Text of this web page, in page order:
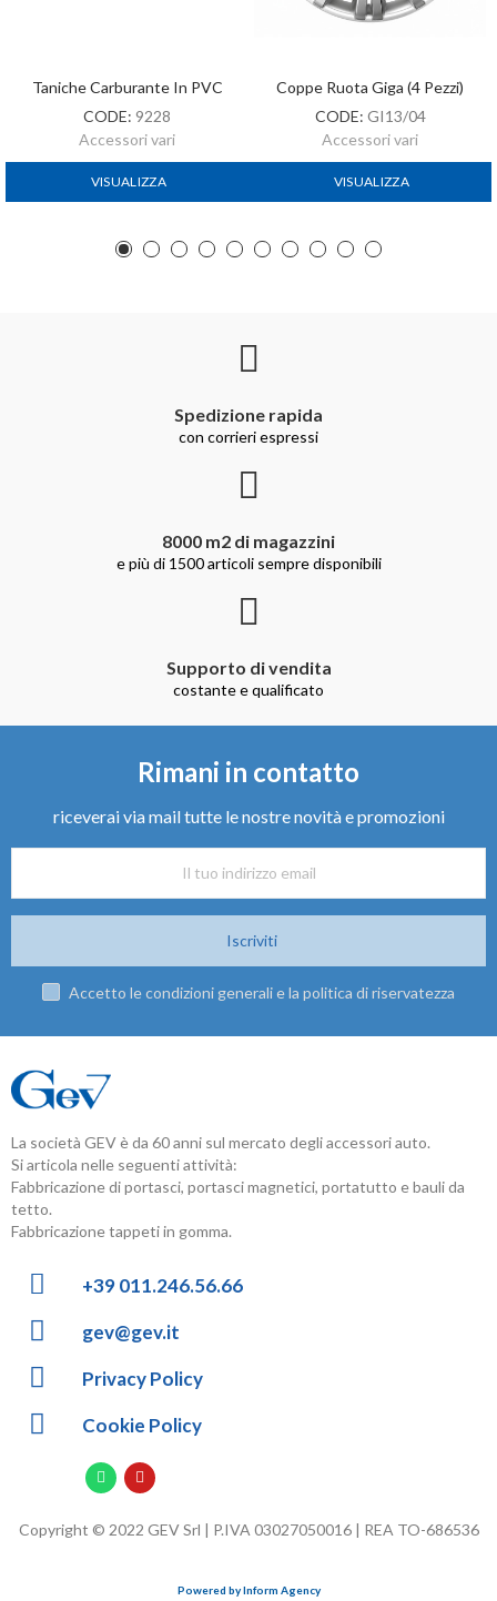
Taniche Carburante In PVC
CODE: 9228
Accessori vari
VISUALIZZA
Coppe Ruota Giga (4 Pezzi)
CODE: GI13/04
Accessori vari
VISUALIZZA
Spedizione rapida
con corrieri espressi
8000 m2 di magazzini
e più di 1500 articoli sempre disponibili
Supporto di vendita
costante e qualificato
Rimani in contatto
riceverai via mail tutte le nostre novità e promozioni
Iscriviti
Accetto le condizioni generali e la politica di riservatezza
La società GEV è da 60 anni sul mercato degli accessori auto.
Si articola nelle seguenti attività:
Fabbricazione di portasci, portasci magnetici, portatutto e bauli da
tetto.
Fabbricazione tappeti in gomma.
+39 011.246.56.66
gev@gev.it
Privacy Policy
Cookie Policy
Copyright © 2022 GEV Srl | P.IVA 03027050016 | REA TO-686536
Powered by Inform Agency